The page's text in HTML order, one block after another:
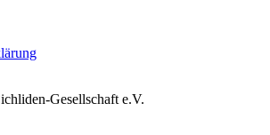
Gesellschaft e.V.